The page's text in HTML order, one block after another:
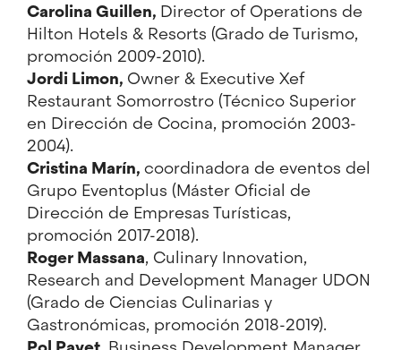
Carolina Guillen, Director of Operations de
Hilton Hotels & Resorts (Grado de Turismo,
promoción 2009-2010).
Jordi Limon, Owner & Executive Xef
Restaurant Somorrostro (Técnico Superior
en Dirección de Cocina, promoción 2003-
2004).
Cristina Marín, coordinadora de eventos del
Grupo Eventoplus (Máster Oficial de
Dirección de Empresas Turísticas,
promoción 2017-2018).
Roger Massana, Culinary Innovation,
Research and Development Manager UDON
(Grado de Ciencias Culinarias y
Gastronómicas, promoción 2018-2019).